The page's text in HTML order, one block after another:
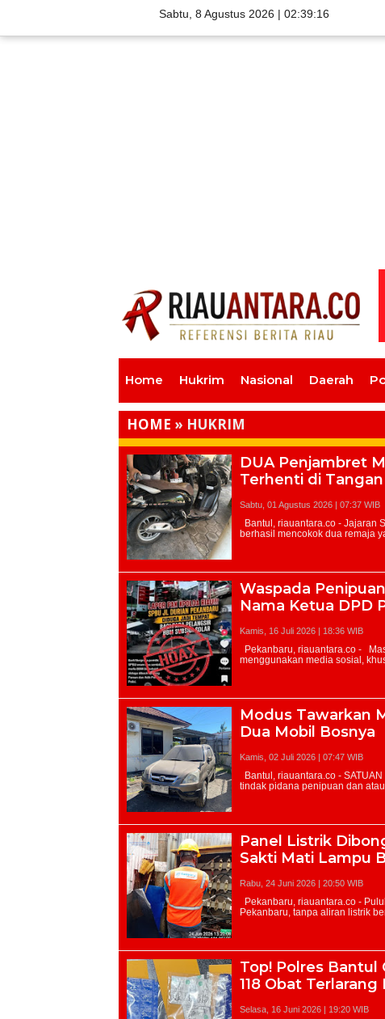
Sabtu, 8 Agustus 2026 | 02:39:17
Home Hukrim Nasional Daerah
HOME » HUKRIM
DUA Penjambret
Terhenti di
Sabtu, 01 Agustus 2026 | 07:37 WIB
Waspada
Nama Ketua DPD
Kamis, 16 Juli 2026 | 18:36 WIB
Modus Tawarkan
Dua Mobil Bosnya
Kamis, 02 Juli 2026 | 07:47 WIB
Panel Listrik
Sakti Mati Lampu
Rabu, 24 Juni 2026 | 20:50 WIB
Top! Polres Bantul
118 Obat Terlarang
Selasa, 16 Juni 2026 | 19:20 WIB